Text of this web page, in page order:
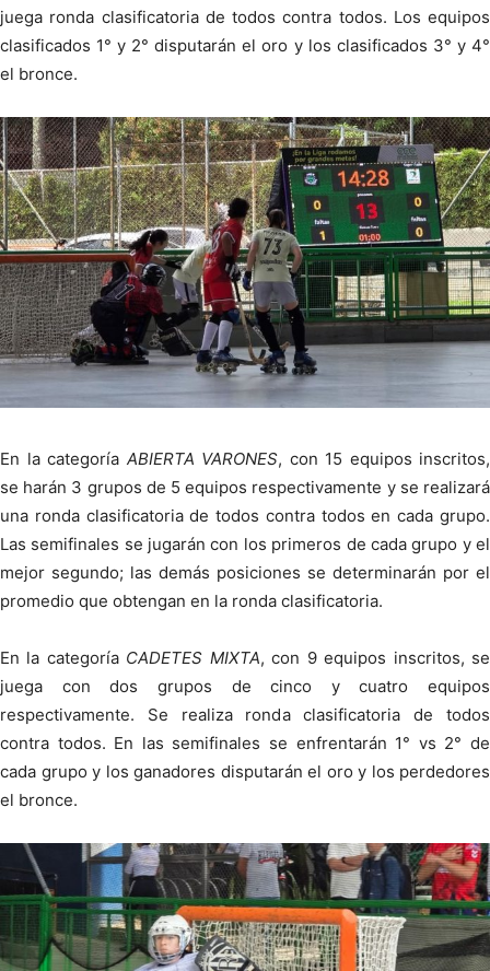
juega ronda clasificatoria de todos contra todos. Los equipos
clasificados 1° y 2° disputarán el oro y los clasificados 3° y 4°
el bronce.
En la categoría ABIERTA VARONES, con 15 equipos inscritos,
se harán 3 grupos de 5 equipos respectivamente y se realizará
una ronda clasificatoria de todos contra todos en cada grupo.
Las semifinales se jugarán con los primeros de cada grupo y el
mejor segundo; las demás posiciones se determinarán por el
promedio que obtengan en la ronda clasificatoria.
En la categoría CADETES MIXTA, con 9 equipos inscritos, se
juega con dos grupos de cinco y cuatro equipos
respectivamente. Se realiza ronda clasificatoria de todos
contra todos. En las semifinales se enfrentarán 1° vs 2° de
cada grupo y los ganadores disputarán el oro y los perdedores
el bronce.